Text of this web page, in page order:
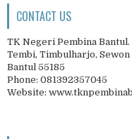
CONTACT US
TK Negeri Pembina Bantul.
Tembi, Timbulharjo, Sewon
Bantul 55185
Phone: 081392357045
Website: